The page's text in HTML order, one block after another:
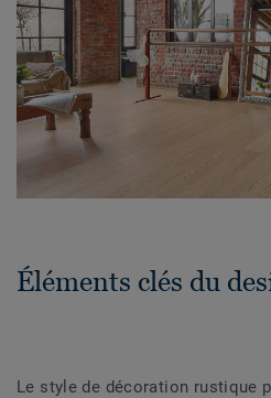
Éléments clés du
Le style de décoration rustique